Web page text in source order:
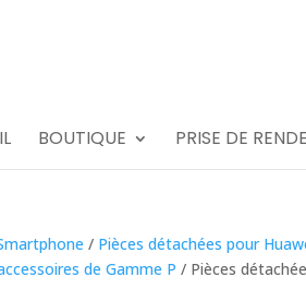
BOUTIQUE PRISE DE
/ Pièces détachées pour
de Gamme P / Pièces